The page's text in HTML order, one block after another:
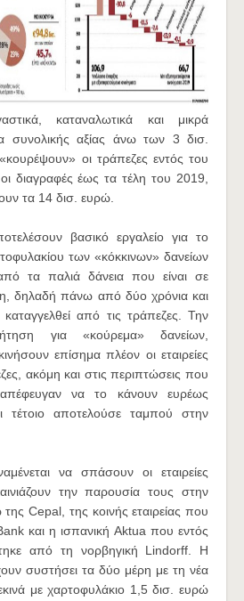
καταναλωτικά και μικρά
συνολικής αξίας άνω των 3 δισ.
οι τράπεζες εντός του
διαγραφές έως τα τέλη του 2019,
τα 14 δισ. ευρώ.
βασικό εργαλείο για το
των «κόκκινων» δανείων
τα παλιά δάνεια που είναι σε
δηλαδή πάνω από δύο χρόνια και
από τις τράπεζες. Την
για «κούρεμα» δανείων,
επίσημα πλέον οι εταιρείες
ακόμη και στις περιπτώσεις που
να το κάνουν ευρέως
τέτοιο αποτελούσε ταμπού στην
να σπάσουν οι εταιρείες
την παρουσία τους στην
Cepal, της κοινής εταιρείας που
και η ισπανική Aktua που εντός
από τη νορβηγική Lindorff. Η
συστήσει τα δύο μέρη με τη νέα
με χαρτοφυλάκιο 1,5 δισ. ευρώ